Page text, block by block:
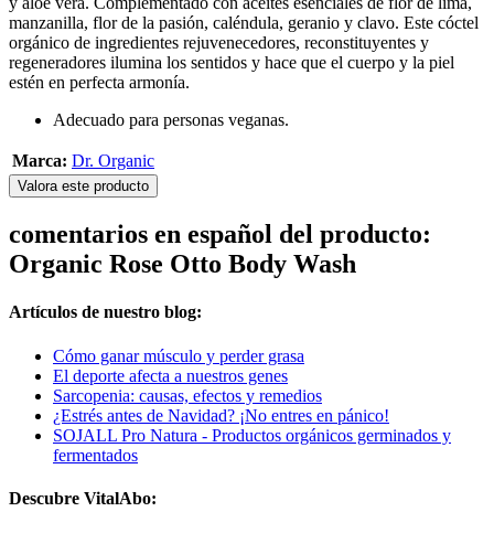
manzanilla, flor de la pasión, caléndula, geranio y clavo. Este cóctel
orgánico de ingredientes rejuvenecedores, reconstituyentes y
regeneradores ilumina los sentidos y hace que el cuerpo y la piel
estén en perfecta armonía.
Adecuado para personas veganas.
Marca: Dr. Organic
Valora este producto
comentarios en español del producto:
Organic Rose Otto Body Wash
Artículos de nuestro blog:
Cómo ganar músculo y perder grasa
El deporte afecta a nuestros genes
Sarcopenia: causas, efectos y remedios
¿Estrés antes de Navidad? ¡No entres en pánico!
SOJALL Pro Natura - Productos orgánicos germinados y
fermentados
Descubre VitalAbo: